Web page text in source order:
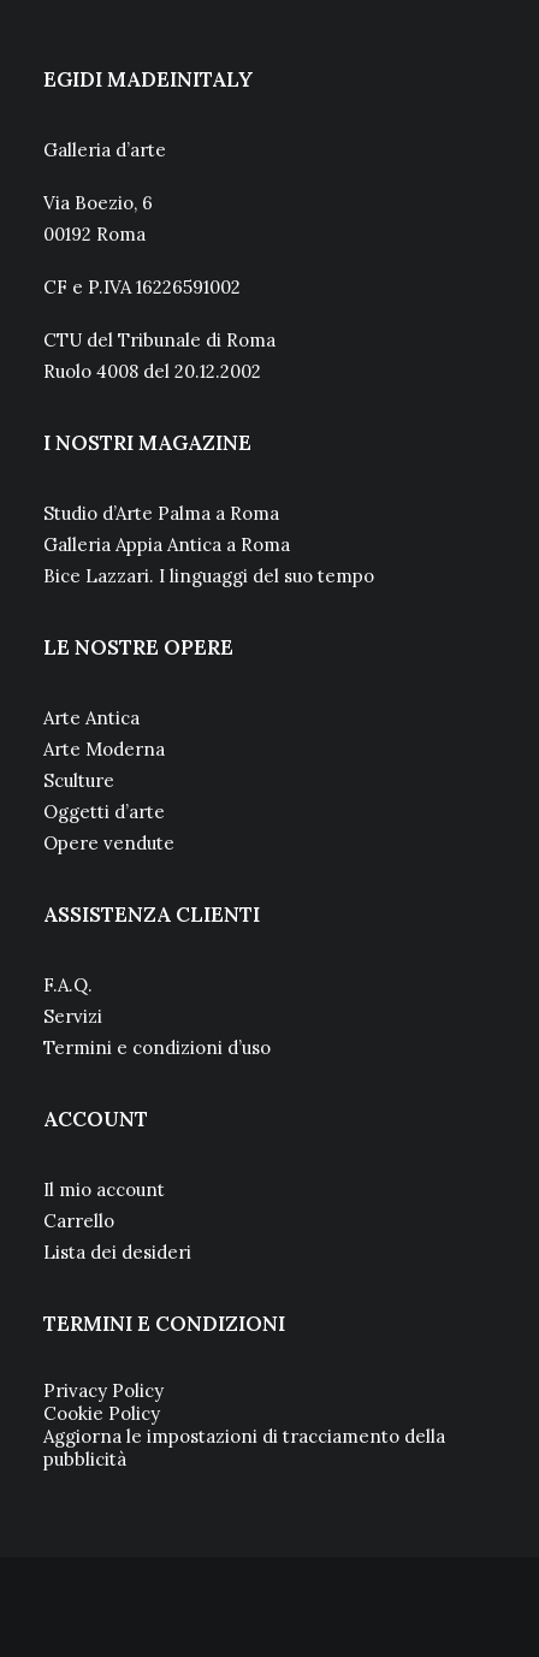
EGIDI MADEINITALY
Galleria d’arte
Via Boezio, 6
00192 Roma
CF e P.IVA 16226591002
CTU del Tribunale di Roma
Ruolo 4008 del 20.12.2002
I NOSTRI MAGAZINE
Studio d’Arte Palma a Roma
Galleria Appia Antica a Roma
Bice Lazzari. I linguaggi del suo tempo
LE NOSTRE OPERE
Arte Antica
Arte Moderna
Sculture
Oggetti d’arte
Opere vendute
ASSISTENZA CLIENTI
F.A.Q.
Servizi
Termini e condizioni d’uso
ACCOUNT
Il mio account
Carrello
Lista dei desideri
TERMINI E CONDIZIONI
Privacy Policy
Cookie Policy
Aggiorna le impostazioni di tracciamento della
pubblicità